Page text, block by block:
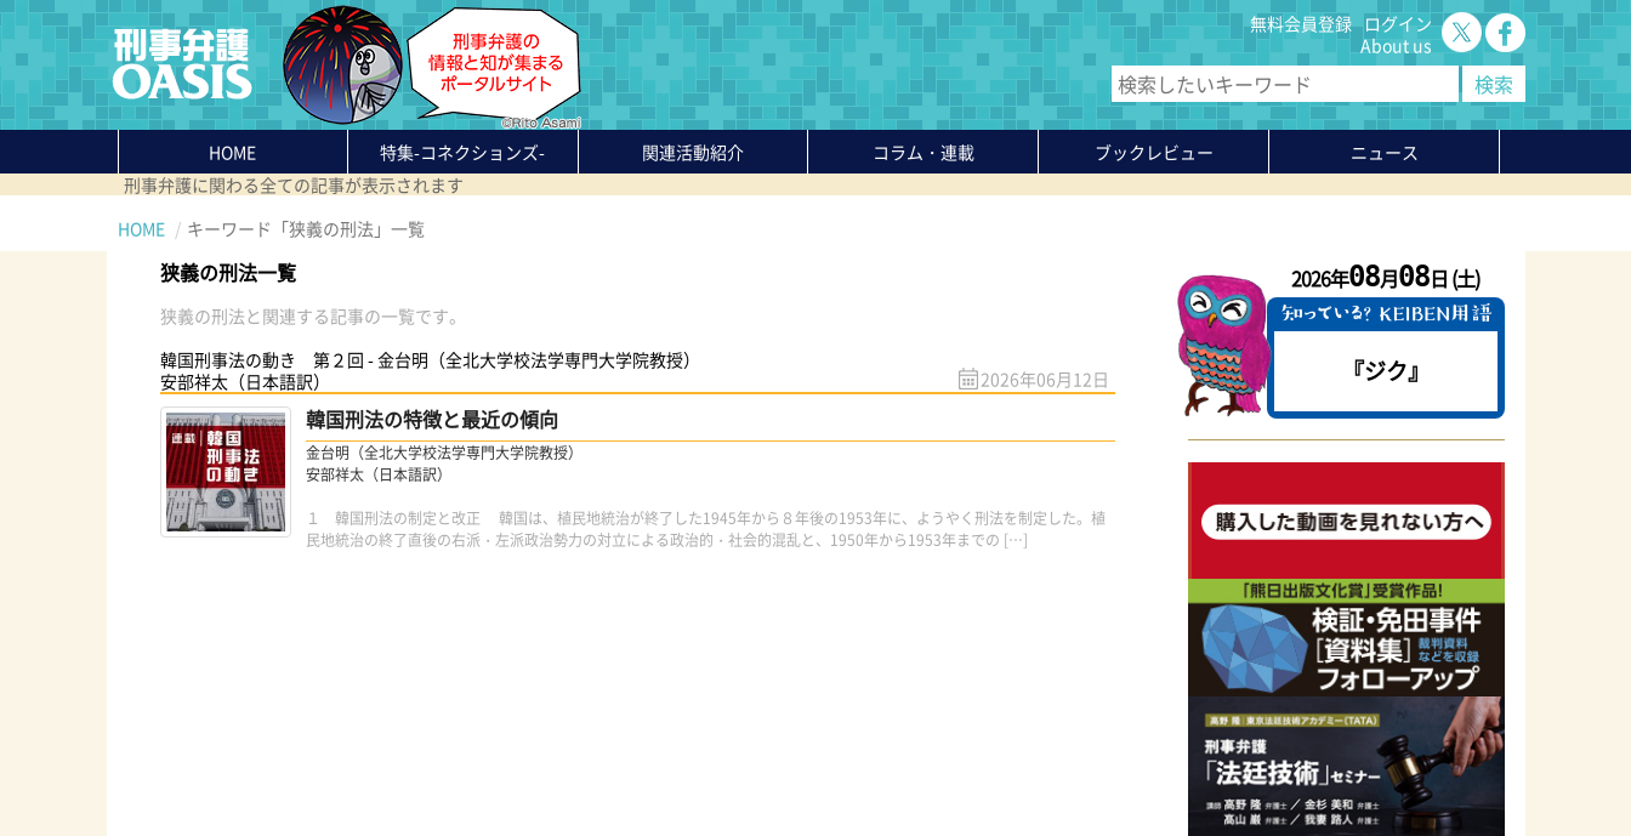
無料会員登録 ログイン
About us
HOME 特集-コネクションズ- 関連活動紹介 コラム・連載 ブックレビュー
ニュース
刑事弁護に関わる全ての記事が表示されます
HOME
キーワード「狭義の刑法」一覧
狭義の刑法一覧
狭義の刑法と関連する記事の一覧です。
韓国刑事法の動き 第２回 - 金台明（全北大学校法学専門大学院教授）
安部祥太（日本語訳）
2026年06月12日
韓国刑法の特徴と最近の傾向
金台明（全北大学校法学専門大学院教授）
安部祥太（日本語訳）
１ 韓国刑法の制定と改正 韓国は、植民地統治が終了した1945年から８年後の1953年に、ようやく刑法を制定した。植
民地統治の終了直後の右派・左派政治勢力の対立による政治的・社会的混乱と、1950年から1953年までの […]
2026年08月08日 (土)
『ジク』